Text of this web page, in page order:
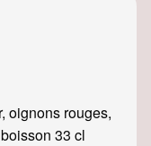
oignons rouges,
33 cl